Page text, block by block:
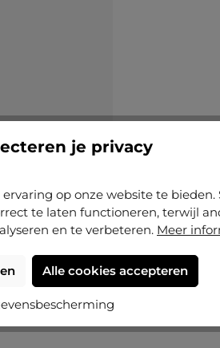
je privacy
op onze website te bieden.
te laten functioneren, terwijl
en te verbeteren. Meer
Alle cookies accepteren